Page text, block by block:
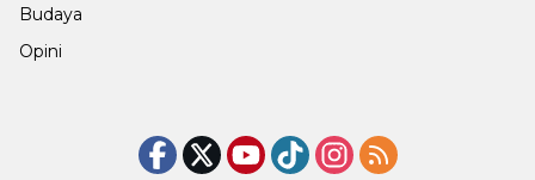
Budaya
Opini